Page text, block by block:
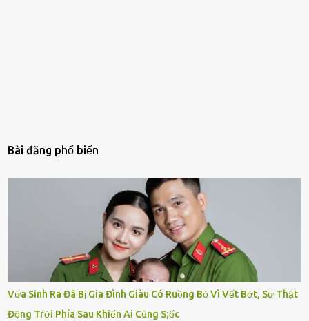
Bài đăng phổ biến
Vừa Sinh Ra Đã Bị Gia Đình Giàu Có Ruồng Bỏ Vì Vết Bớt, Sự Thật
Động Trời Phía Sau Khiến Ai Cũng S;ốc